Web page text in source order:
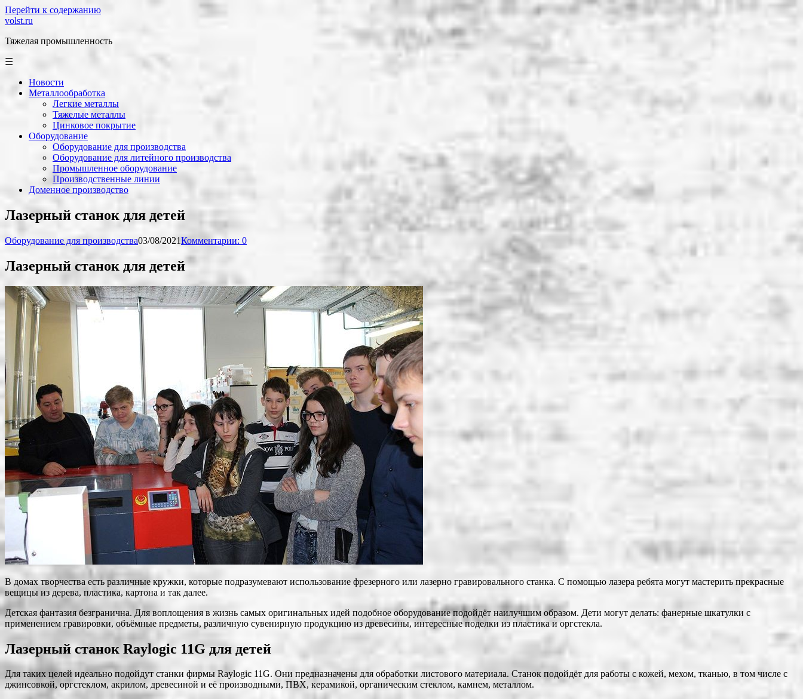
Перейти к содержанию
volst.ru
Тяжелая промышленность
☰
Новости
Металлообработка
Легкие металлы
Тяжелые металлы
Цинковое покрытие
Оборудование
Оборудование для производства
Оборудование для литейного производства
Промышленное оборудование
Производственные линии
Доменное производство
Лазерный станок для детей
Оборудование для производства03/08/2021Комментарии: 0
Лазерный станок для детей
В домах творчества есть различные кружки, которые подразумевают использование фрезерного или лазерно гравировального станка. С помощью лазера ребята могут мастерить прекрасные
вещицы из дерева, пластика, картона и так далее.
Детская фантазия безгранична. Для воплощения в жизнь самых оригинальных идей подобное оборудование подойдёт наилучшим образом. Дети могут делать: фанерные шкатулки с
применением гравировки, объёмные предметы, различную сувенирную продукцию из древесины, интересные поделки из пластика и оргстекла.
Лазерный станок Raylogic 11G для детей
Для таких целей идеально подойдут станки фирмы Raylogic 11G. Они предназначены для обработки листового материала. Станок подойдёт для работы с кожей, мехом, тканью, в том числе с
джинсовкой, оргстеклом, акрилом, древесиной и её производными, ПВХ, керамикой, органическим стеклом, камнем, металлом.